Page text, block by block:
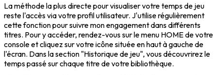
La méthode la plus directe pour visualiser votre temps de jeu
reste l'accès via votre profil utilisateur. J'utilise régulièrement
cette fonction pour suivre mon engagement dans différents
titres. Pour y accéder, rendez-vous sur le menu HOME de votre
console et cliquez sur votre icône située en haut à gauche de
l'écran. Dans la section "Historique de jeu", vous découvrirez le
temps passé sur chaque titre de votre bibliothèque.